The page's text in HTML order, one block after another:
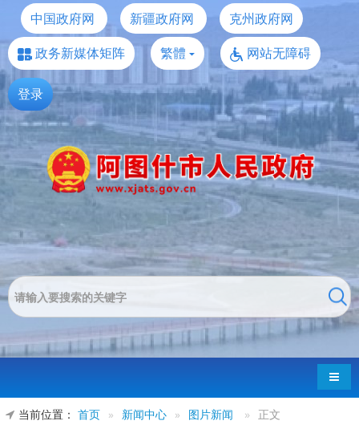
中国政府网 新疆政府网
克州政府网
政务新媒体矩阵
繁體 网站无障碍
登录
导航
当前位置： 首页 » 新闻中心 » 图片新闻 » 正文